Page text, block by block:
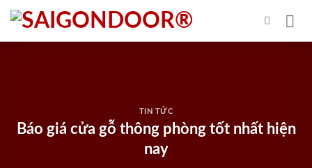
Skip
content
TIN TỨC
Báo giá cửa gỗ thông phòng tốt nhất hiện
nay